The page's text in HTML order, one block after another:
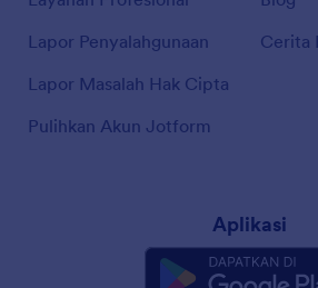
Lapor Penyalahgunaan
Lapor Masalah Hak Cipta
Pulihkan Akun Jotform
Cerita
Aplikasi